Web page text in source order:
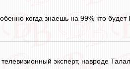
когда знаешь на 99% кто
эксперт, навроде